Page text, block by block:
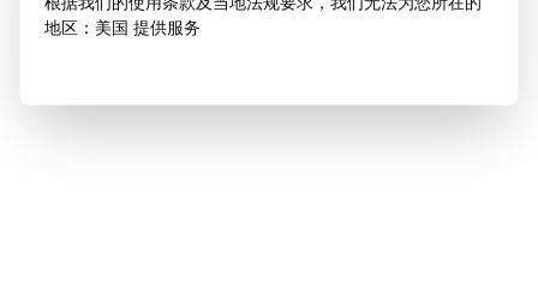
地区：美国 提供服务